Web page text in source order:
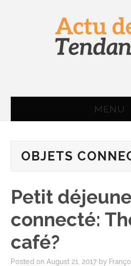
MENU
IMAGE & SON
PHOTO
MAISON-DECO
OBJETS
Petit
connecté:
café?
Posted onAugust 21, 2017 by